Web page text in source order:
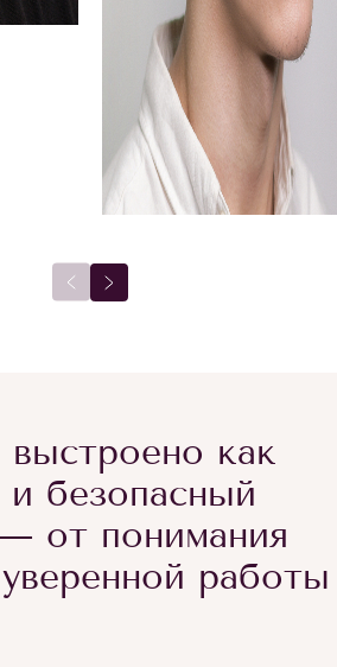
как
безопасный
от понимания
работы